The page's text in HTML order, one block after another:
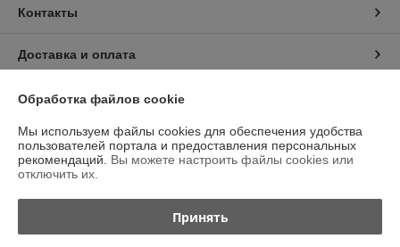
Контакты
Доставка и оплата
График работы
Полная версия сайта
Политика обработки cookies
Сайт создан на платформе Deal.by
Обработка файлов cookie
Мы используем файлы cookies для обеспечения удобства
пользователей портала и предоставления персональных
рекомендаций. Вы можете настроить файлы cookies или
отключить их.
Принять